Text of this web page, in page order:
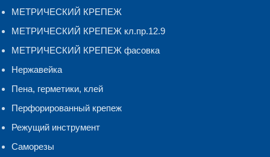
МЕТРИЧЕСКИЙ КРЕПЕЖ
МЕТРИЧЕСКИЙ КРЕПЕЖ кл.пр.12.9
МЕТРИЧЕСКИЙ КРЕПЕЖ фасовка
Нержавейка
Пена, герметики, клей
Перфорированный крепеж
Режущий инструмент
Саморезы